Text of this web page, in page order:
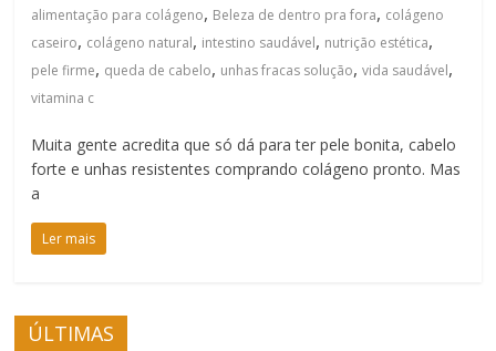
alimentação para colágeno, Beleza de dentro pra fora, colágeno
caseiro, colágeno natural, intestino saudável, nutrição estética,
pele firme, queda de cabelo, unhas fracas solução,vida saudável,
vitamina c
Muita gente acredita que só dá para ter pele bonita, cabelo
forte e unhas resistentes comprando colágeno pronto. Mas
a
Ler mais
ÚLTIMAS